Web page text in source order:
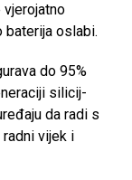
vjerojatno
baterija oslabi.
do 95%
silicij-
da radi s
radni vijek i